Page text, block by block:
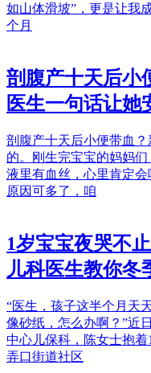
如山体滑坡”，更是让我
个月
剖腹产十天后小
医生一句话让她
剖腹产十天后小便带血
的。刚生完宝宝的妈妈
液里有血丝，心里肯定
原因可多了，咱
1岁宝宝夜哭不
儿科医生教你冬
“医生，孩子这半个月天
像砂纸，怎么办啊？”近
中心儿保科，陈女士抱
弄口街道社区